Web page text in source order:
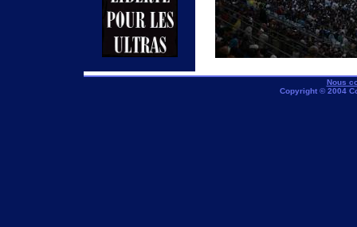
Nous
Copyright © 2004